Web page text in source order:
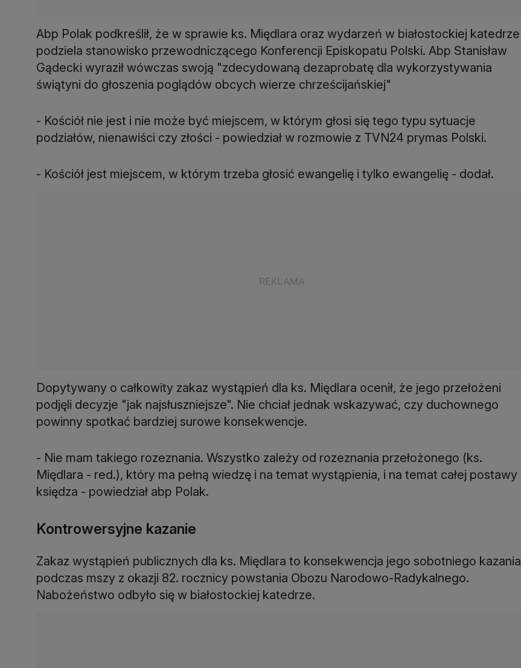
Abp Polak podkreślił, że w sprawie ks. Międlara oraz wydarzeń w białostockiej katedrze
podziela stanowisko przewodniczącego Konferencji Episkopatu Polski. Abp Stanisław
Gądecki wyraził wówczas swoją "zdecydowaną dezaprobatę dla wykorzystywania
świątyni do głoszenia poglądów obcych wierze chrześcijańskiej"
- Kościół nie jest i nie może być miejscem, w którym głosi się tego typu sytuacje
podziałów, nienawiści czy złości - powiedział w rozmowie z TVN24 prymas Polski.
- Kościół jest miejscem, w którym trzeba głosić ewangelię i tylko ewangelię - dodał.
Dopytywany o całkowity zakaz wystąpień dla ks. Międlara ocenił, że jego przełożeni
podjęli decyzje "jak najsłuszniejsze". Nie chciał jednak wskazywać, czy duchownego
powinny spotkać bardziej surowe konsekwencje.
- Nie mam takiego rozeznania. Wszystko zależy od rozeznania przełożonego (ks.
Międlara - red.), który ma pełną wiedzę i na temat wystąpienia, i na temat całej postawy
księdza - powiedział abp Polak.
Kontrowersyjne kazanie
Zakaz wystąpień publicznych dla ks. Międlara to konsekwencja jego sobotniego kazania
podczas mszy z okazji 82. rocznicy powstania Obozu Narodowo-Radykalnego.
Nabożeństwo odbyło się w białostockiej katedrze.